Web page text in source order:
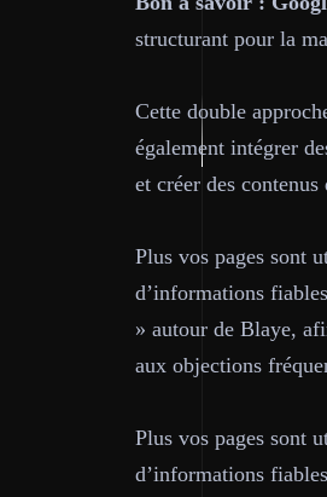
structurant pour la
Cette double
également intégrer
et créer des
Plus vos pages sont
d’informations
» autour de Blaye,
aux objections
Plus vos pages sont
d’informations